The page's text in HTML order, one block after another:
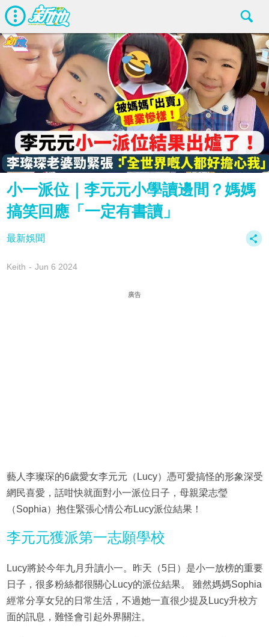
小一派位｜李元元小學讀邊間？媽媽
搞笑回應「一定有書讀」
最新娛聞
Keith Jun 6 2024
廣告
藝人李璨琛的6歲愛女李元元（Lucy）憑可愛搞怪的形象深受
網民喜愛，話咁快就面對小一派位日子，母親梁志瑩
（Sophia）抱住緊張心情公布Lucy派位結果！
李元元獲派第一志願學校
Lucy將於今年九月升讀小一。昨天（5日）是小一放榜的重要
日子，很多粉絲都很關心Lucy的派位結果。 雖然媽媽Sophia
經常分享女兒的日常生活，不過她一直很少提及Lucy升校方
面的訊息，難怪會引起外界關注。